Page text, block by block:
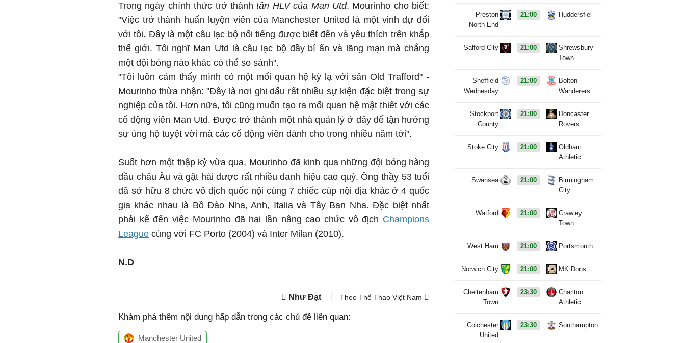
Trong ngày chính thức trở thànhtân HLV của Man Utd, Mourinho cho biết:
"Việc trở thành huấn luyện viên của Manchester United là một vinh dự đối
với tôi. Đây là một câu lạc bộ nổi tiếng được biết đến và yêu thích trên khắp
thế giới. Tôi nghĩ Man Utd là câu lạc bộ đầy bí ẩn và lãng mạn mà chẳng
một đội bóng nào khác có thể so sánh".
"Tôi luôn cảm thấy mình có một mối quan hệ kỳ lạ với sân Old Trafford" -
Mourinho thừa nhận: "Đây là nơi ghi dấu rất nhiều sự kiện đặc biệt trong sự
nghiệp của tôi. Hơn nữa, tôi cũng muốn tạo ra mối quan hệ mật thiết với các
cổ động viên Man Utd. Được trở thành một nhà quản lý ở đây để tận hưởng
sự ủng hộ tuyệt vời mà các cổ động viên dành cho trong nhiều năm tới".
Suốt hơn một thập kỷ vừa qua, Mourinho đã kinh qua những đội bóng hàng
đầu châu Âu và gặt hái được rất nhiều danh hiệu cao quý. Ông thầy 53 tuổi
đã sở hữu 8 chức vô địch quốc nội cùng 7 chiếc cúp nội địa khác ở 4 quốc
gia khác nhau là Bồ Đào Nha, Anh, Italia và Tây Ban Nha. Đặc biệt nhất
phải kể đến việc Mourinho đã hai lần nâng cao chức vô địch Champions
League cùng với FC Porto (2004) và Inter Milan (2010).
N.D
Như Đạt Theo Thể Thao Việt Nam
Khám phá thêm nội dung hấp dẫn trong các chủ đề liên quan:
Manchester United
Preston
North End
21:00 Huddersfiel
Salford City 21:00
Shrewsbury
Town
Sheffield
Wednesday
21:00
Bolton
Wanderers
Stockport
County
21:00
Doncaster
Rovers
Stoke City 21:00
Oldham
Athletic
Swansea 21:00
Birmingham
City
Watford 21:00
Crawley
Town
West Ham 21:00 Portsmouth
Norwich City 21:00 MK Dons
Cheltenham
Town
23:30
Charlton
Athletic
Colchester
United
23:30 Southampton